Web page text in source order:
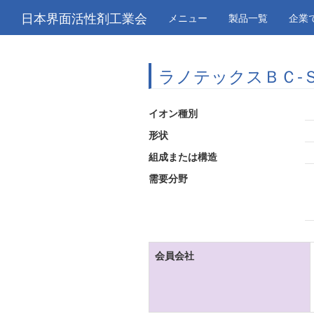
日本界面活性剤工業会 メニュー 製品一覧 企業
ラノテックスＢＣ-
イオン種別
形状
組成または構造
需要分野
会員会社